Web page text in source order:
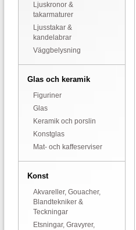
Ljuskronor &
takarmaturer
Ljusstakar &
kandelabrar
Väggbelysning
Glas och keramik
Figuriner
Glas
Keramik och porslin
Konstglas
Mat- och kaffeserviser
Konst
Akvareller, Gouacher,
Blandtekniker &
Teckningar
Etsningar, Gravyrer,